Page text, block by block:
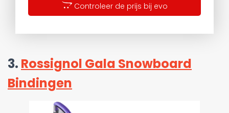
Controleer de prijs bij evo
3. Rossignol Gala Snowboard
Bindingen